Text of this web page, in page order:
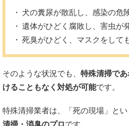
犬の糞尿が散乱し、感染の危
遺体がひどく腐敗し、害虫が
死臭がひどく、マスクをして
そのような状況でも、 特殊清掃で
けることもなく対処が可能です。
特殊清掃業者は、「死の現場」と